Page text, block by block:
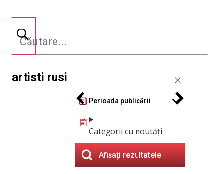
artisti rusi
Perioada publicării
Categorii cu noutăți
Afișați rezultatele